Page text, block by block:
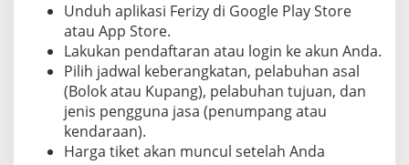
Unduh aplikasi Ferizy di Google Play Store
atau App Store.
Lakukan pendaftaran atau login ke akun Anda.
Pilih jadwal keberangkatan, pelabuhan asal
(Bolok atau Kupang), pelabuhan tujuan, dan
jenis pengguna jasa (penumpang atau
kendaraan).
Harga tiket akan muncul setelah Anda